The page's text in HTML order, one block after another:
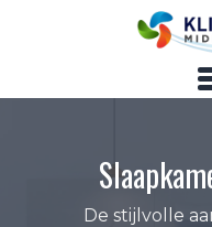
De stijlvolle